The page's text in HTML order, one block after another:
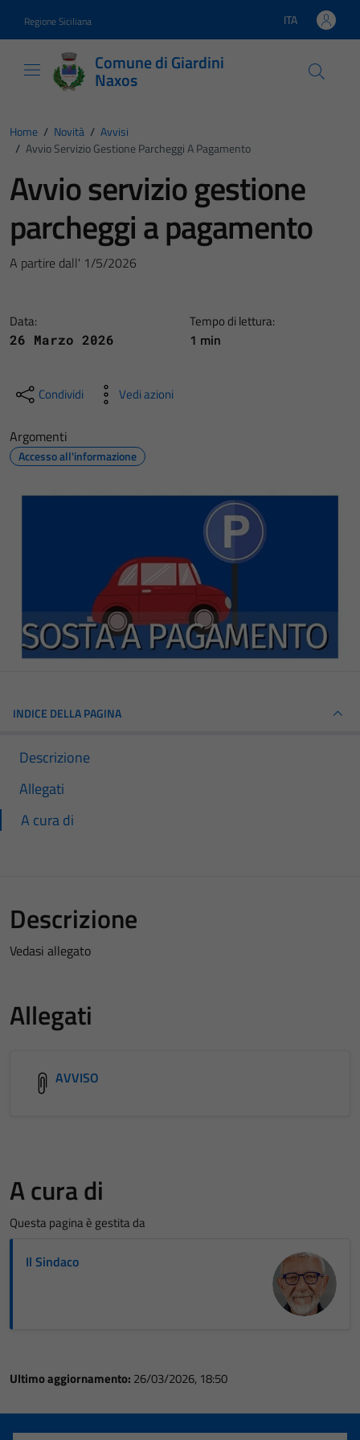
Regione Siciliana Lingua attiva:
ITA
Comune di Giardini
Naxos
Home / Novità / Avvisi
/ Avvio Servizio Gestione Parcheggi A Pagamento
Avvio servizio gestione
parcheggi a pagamento
A partire dall' 1/5/2026
Data:
26 Marzo 2026
Tempo di lettura:
1 min
Condividi Vedi azioni
Argomenti
Accesso all'informazione
INDICE DELLA PAGINA
Descrizione
Allegati
A cura di
Descrizione
Vedasi allegato
Allegati
AVVISO
A cura di
Questa pagina è gestita da
Il Sindaco
Ultimo aggiornamento: 26/03/2026, 18:50